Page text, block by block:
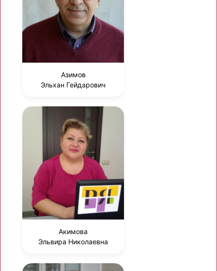
Азимов
Эльхан Гейдарович
Акимова
Эльвира Николаевна